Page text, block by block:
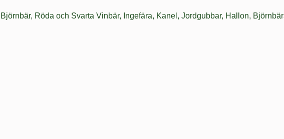
Röda och Svarta Vinbär, Ingefära, Kanel, Jordgubbar, Hallon,